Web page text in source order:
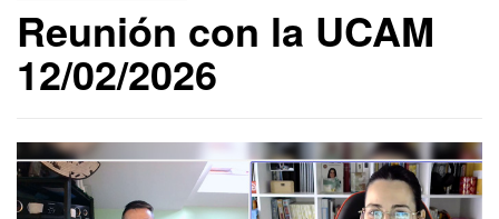
Reunión con la UCAM
12/02/2026